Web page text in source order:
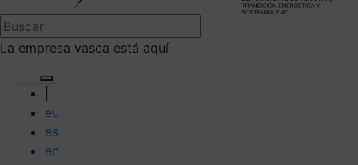
La empresa vasca está aquí
eu
es
en